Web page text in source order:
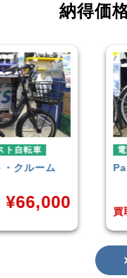
納得価
ム
電動自転
買取価格